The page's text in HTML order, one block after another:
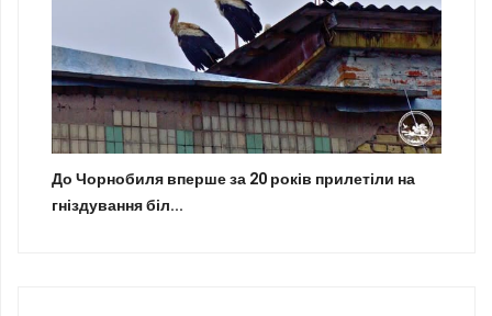
До Чорнобиля вперше за 20 років прилетіли на
гніздування біл...